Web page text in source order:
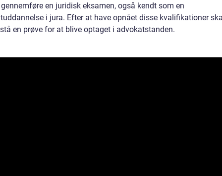
en juridisk eksamen, også kendt som en
i jura. Efter at have opnået disse kvalifikationer
en prøve for at blive optaget i advokatstanden.